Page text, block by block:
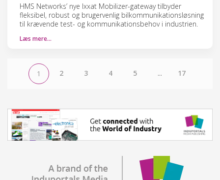
HMS Networks’ nye Ixxat Mobilizer-gateway tilbyder
fleksibel, robust og brugervenlig bilkommunikationsløsning
til krævende test- og kommunikationsbehov i industrien.
Læs mere…
1 2 3 4 5 ... 17